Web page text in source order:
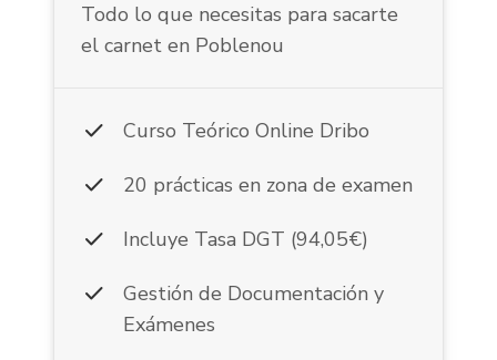
Todo lo que necesitas para sacarte
el carnet en Poblenou
check Curso Teórico Online Dribo
check 20 prácticas en zona de examen
check Incluye Tasa DGT (94,05€)
check
Gestión de Documentación y
Exámenes